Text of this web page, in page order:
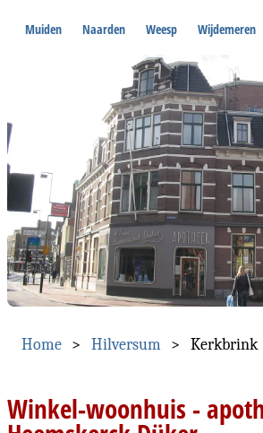
Muiden Naarden Weesp Wijdemeren
Home Hilversum Kerkbrink
Winkel-woonhuis -